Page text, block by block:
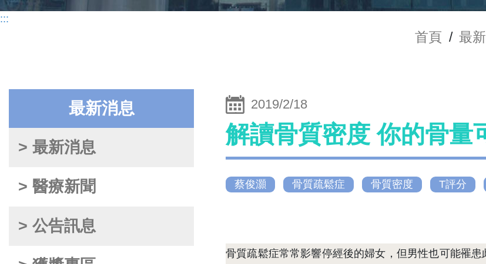
:::
首頁 / 最
最新消息
> 最新消息
> 醫療新聞
> 公告訊息
2019/2/18
解讀骨質密度 你的骨量
蔡俊灝 骨質疏鬆症 骨質密度 T評分
骨質疏鬆症常常影響停經後的婦女，但男性也可能罹